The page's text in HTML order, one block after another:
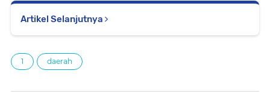
Artikel Selanjutnya
1 daerah